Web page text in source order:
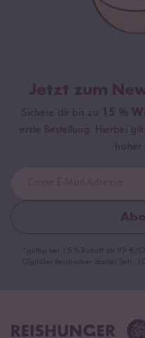
Jetzt zum
Sichere dir bis zu 15 %
erste Bestellung. Hierbei
*gültig bei 15 % Rabatt ab 99 €/
Digitaler Reiskocher Starter Set),